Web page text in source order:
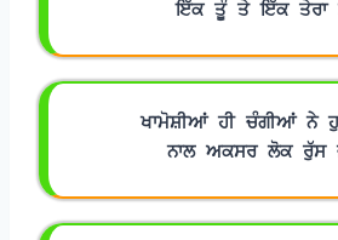
ਇੱਕ ਤੂੰ ਤੇ ਇੱਕ ਤੇਰਾ
ਖਾਮੋਸ਼ੀਆਂ ਹੀ ਚੰਗੀਆਂ ਨੇ
ਨਾਲ ਅਕਸਰ ਲੋਕ ਰੁੱਸ